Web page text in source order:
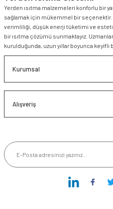
Yerden ısıtma malzemeleri konforlu bir
sağlamak için mükemmel bir
verimliliği, düşük enerji tüketimi ve
bir ısıtma çözümü sunmaktayız.
kurulduğunda, uzun yıllar boyunca keyifli
Kurumsal
Alışveriş